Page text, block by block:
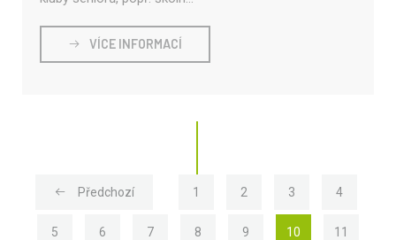
VÍCE INFORMACÍ
Předchozí 1 (current)
2(current)
3(current)
4(current)
5 (current)
6 (current)
7(current)
8 (current)
9 (current)
10 (current)
11